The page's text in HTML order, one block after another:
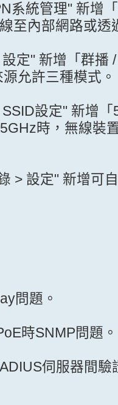
系統管理" 新增
至內部網路或透
定" 新增「群播
允許三種模式。
設定" 新增
時，無線裝
> 設定" 新增可
問題。
時SNMP問題。
伺服器間驗